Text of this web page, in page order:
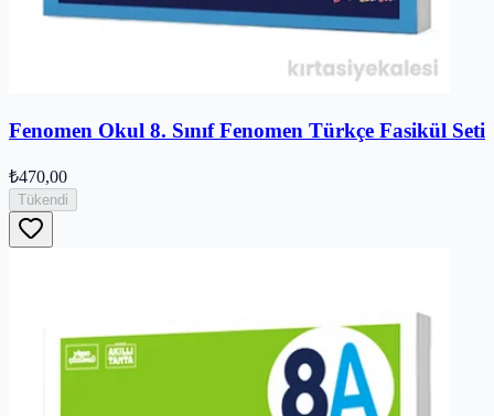
Fenomen Okul 8. Sınıf Fenomen Türkçe Fasikül Seti
₺470,00
Tükendi